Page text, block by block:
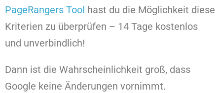
PageRangers Tool hast du die Möglichkeit diese
Kriterien zu überprüfen – 14 Tage kostenlos
und unverbindlich!
Dann ist die Wahrscheinlichkeit groß, dass
Google keine Änderungen vornimmt.